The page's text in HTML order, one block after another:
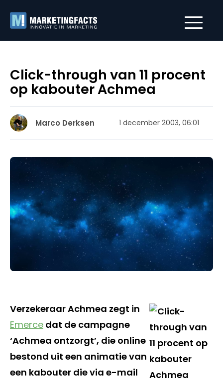
Click-through van 11 procent
op kabouter Achmea
Marco Derksen 1 december 2003, 06:01
Verzekeraar Achmea zegt in
Emerce dat de campagne
‘Achmea ontzorgt’, die online
bestond uit een animatie van
een kabouter die via e-mail